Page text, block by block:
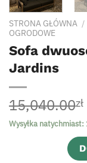
STRONA GŁÓWNA /
OGRODOWE
Sofa
Jardins
15,040.00zł
Wysyłka natychmiast: